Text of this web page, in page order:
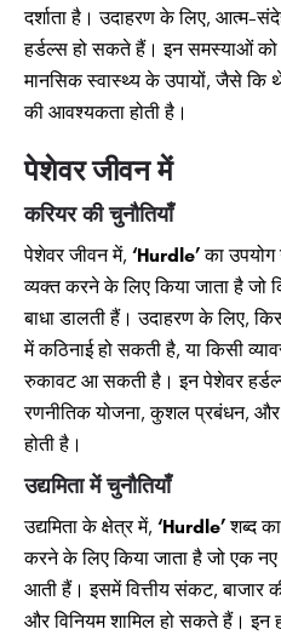
दर्शाता है। उदाहरण के लिए, आत्म-
हर्डल्स हो सकते हैं। इन समस्याओं को
मानसिक स्वास्थ्य के उपायों, जैसे कि
की आवश्यकता होती है।
पेशेवर जीवन में
करियर की चुनौतियाँ
पेशेवर जीवन में, ‘Hurdle’का
व्यक्त करने के लिए किया जाता है जो
बाधा डालती हैं। उदाहरण के लिए,
में कठिनाई हो सकती है, या किसी
रुकावट आ सकती है। इन पेशेवर
रणनीतिक योजना, कुशल प्रबंधन,
होती है।
उद्यमिता में चुनौतियाँ
उद्यमिता के क्षेत्र में, ‘Hurdle’शब्द
करने के लिए किया जाता है जो एक
आती हैं। इसमें वित्तीय संकट, बाजार
और विनियम शामिल हो सकते हैं। इन